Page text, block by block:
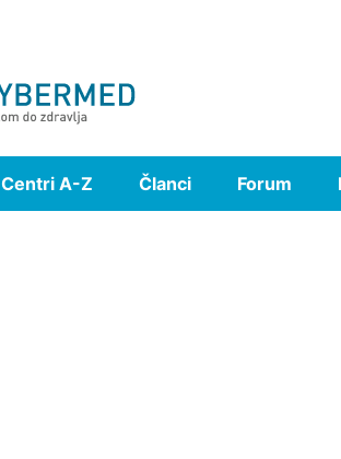
Centri A-Z Članci Forum